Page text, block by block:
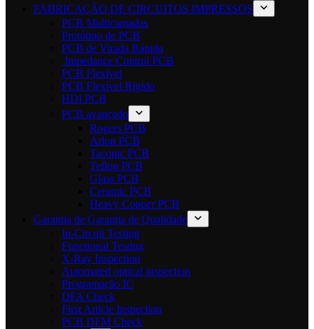
FABRICAÇÃO DE CIRCUITOS IMPRESSOS
PCB Multicamadas
Protótipo de PCB
PCB de Virada Rápida
Impedance Control PCB
PCB Flexível
PCB Flexível Rígido
HDI PCB
PCB avançado
Rogers PCB
Arlon PCB
Taconic PCB
Teflon PCB
Glass PCB
Ceramic PCB
Heavy Copper PCB
Garantia de Garantia de Qualidade
In-Circuit Testing
Functional Testing
X-Ray Inspection
Automated optical inspection
Programação IC
DFA Check
First Article Inspection
PCB DFM Check